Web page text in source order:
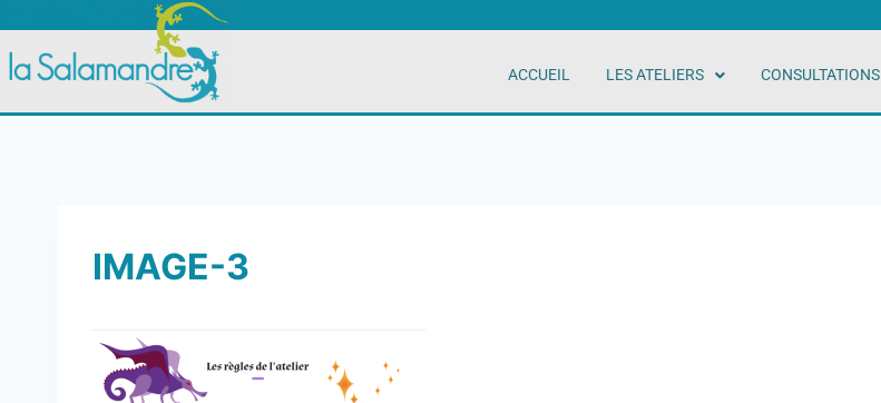
ACCUEIL LES ATELIERS CONSULTATIONS
IMAGE-3